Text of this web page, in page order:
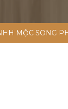
MỘC SONG